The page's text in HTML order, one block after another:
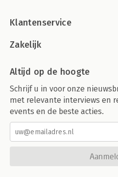
Klantenservice
Zakelijk
Altijd op de hoogte
Schrijf u in voor onze
met relevante interviews en
events en de beste acties.